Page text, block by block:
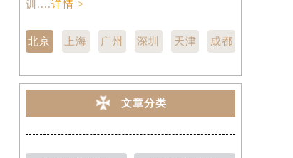
训....详情 >
北京 上海 广州 深圳 天津 成都
文章分类